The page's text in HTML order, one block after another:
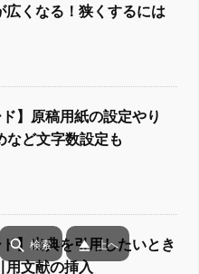
広くなる！狭くするには
】原稿用紙の設定やり
ど文字数設定も
】出典を引用したいとき
用文献の挿入
 検索  上へ